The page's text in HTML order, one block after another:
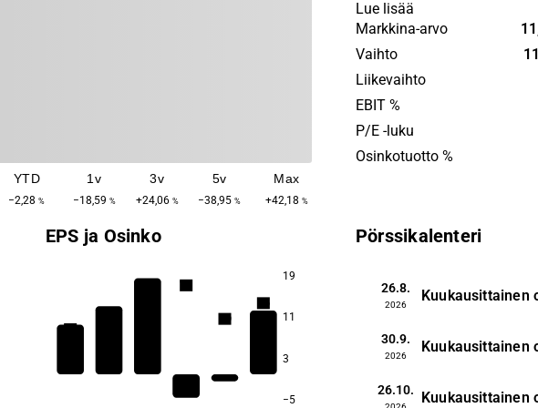
YTD
−2,28 %
1v
−18,59 %
3v
+24,06 %
5v
−38,95 %
Max
+42,18 %
and retail properties. The
primarily concentrated in
region, with a main
Norway and Finland. Cibus
headquartered in
Lue lisää
Markkina-arvo
Vaihto
Liikevaihto
EBIT %
P/E -luku
Osinkotuotto %
EPS ja Osinko
19
11
3
−5
5,4
5,9
6,6
Pörssikalenteri
26.8.
2026
Kuukausittainen
30.9.
2026
Kuukausittainen
26.10. Kuukausittainen